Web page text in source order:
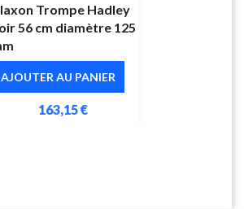
Trompe Hadley
56 cm diamètre 125
AJOUTER AU PANIER
163,15 €